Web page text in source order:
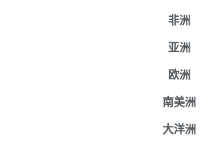
非洲
亚洲
欧洲
南美洲
大洋洲